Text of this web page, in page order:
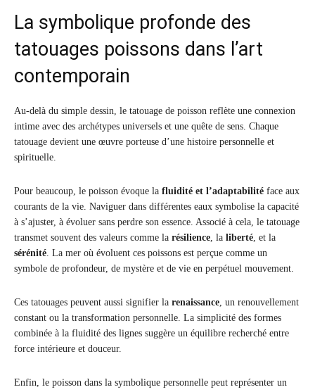
La symbolique profonde des
tatouages poissons dans l’art
contemporain
Au-delà du simple dessin, le tatouage de poisson reflète une connexion
intime avec des archétypes universels et une quête de sens. Chaque
tatouage devient une œuvre porteuse d’une histoire personnelle et
spirituelle.
Pour beaucoup, le poisson évoque la fluidité et l’adaptabilité face aux
courants de la vie. Naviguer dans différentes eaux symbolise la capacité
à s’ajuster, à évoluer sans perdre son essence. Associé à cela, le tatouage
transmet souvent des valeurs comme la résilience, la liberté, et la
sérénité. La mer où évoluent ces poissons est perçue comme un
symbole de profondeur, de mystère et de vie en perpétuel mouvement.
Ces tatouages peuvent aussi signifier la renaissance, un renouvellement
constant ou la transformation personnelle. La simplicité des formes
combinée à la fluidité des lignes suggère un équilibre recherché entre
force intérieure et douceur.
Enfin, le poisson dans la symbolique personnelle peut représenter un